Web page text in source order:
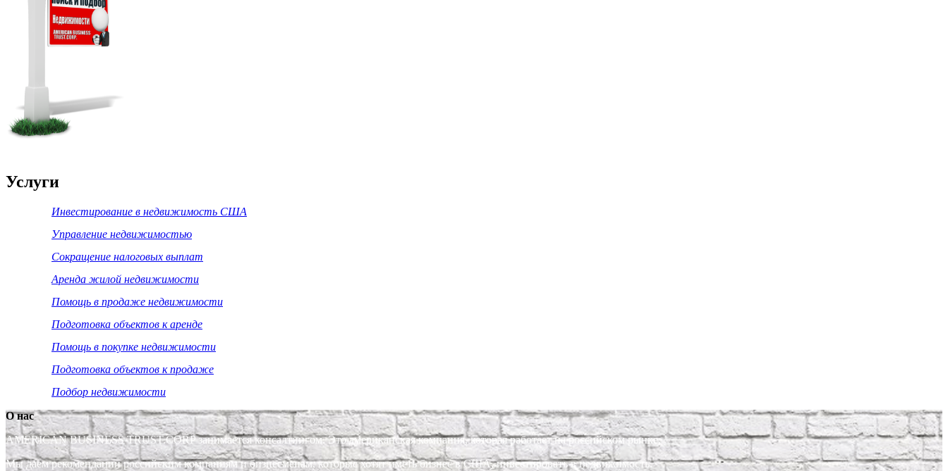
Услуги
Инвестирование в недвижимость США
Управление недвижимостью
Сокращение налоговых выплат
Аренда жилой недвижимости
Помощь в продаже недвижимости
Подготовка объектов к аренде
Помощь в покупке недвижимости
Подготовка объектов к продаже
Подбор недвижимости
О нас
AMERICAN BUSINESS TRUST.CORP занимается консалтингом. Это американская компания, которая работает на российском рынке.
Мы даем рекомендации российским компаниям и бизнесменам, которые хотят иметь бизнес в США, инвестировать в недвижимость.